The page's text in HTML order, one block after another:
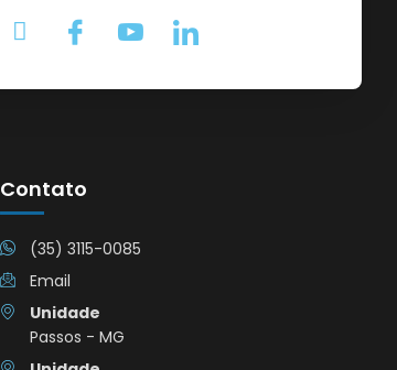
Contato
(35) 3115-0085
Email
Unidade
Passos - MG